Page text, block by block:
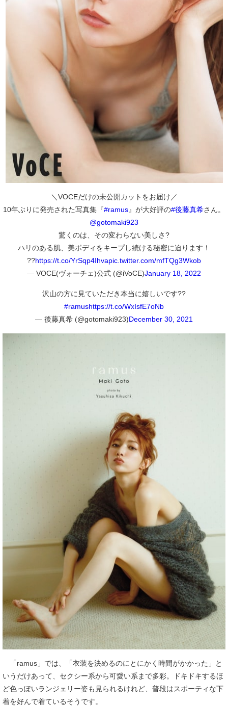
＼VOCEだけの未公開カットをお届け／
10年ぶりに発売された写真集『#ramus』が大好評の#後藤真希さん。
@gotomaki923
驚くのは、その変わらない美しさ?
ハリのある肌、美ボディをキープし続ける秘密に迫ります！
??https://t.co/YrSqp4Ihvapic.twitter.com/mfTQg3Wkob
— VOCE(ヴォーチェ)公式 (@iVoCE)January 18, 2022
沢山の方に見ていただき本当に嬉しいです??
#ramushttps://t.co/WxIsfE7oNb
— 後藤真希 (@gotomaki923)December 30, 2021
「ramus」では、「衣装を決めるのにとにかく時間がかかった」と
いうだけあって、セクシー系から可愛い系まで多彩。ドキドキするほ
ど色っぽいランジェリー姿も見られるけれど、普段はスポーティな下
着を好んで着ているそうです。